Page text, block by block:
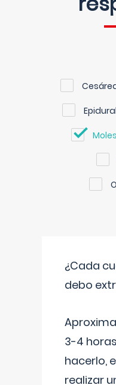
Epidural
¿Cada
debo
3-4
hacerlo,
realizar